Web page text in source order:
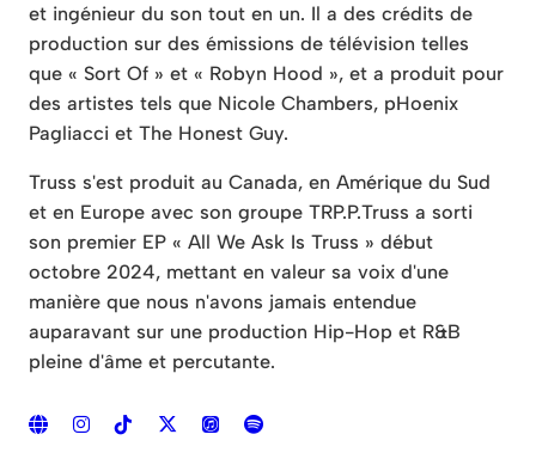
et ingénieur du son tout en un. Il a des crédits de
production sur des émissions de télévision telles
que « Sort Of » et « Robyn Hood », et a produit pour
des artistes tels que Nicole Chambers, pHoenix
Pagliacci et The Honest Guy.
Truss s'est produit au Canada, en Amérique du Sud
et en Europe avec son groupe TRP.P.Truss a sorti
son premier EP « All We Ask Is Truss » début
octobre 2024, mettant en valeur sa voix d'une
manière que nous n'avons jamais entendue
auparavant sur une production Hip-Hop et R&B
pleine d'âme et percutante.